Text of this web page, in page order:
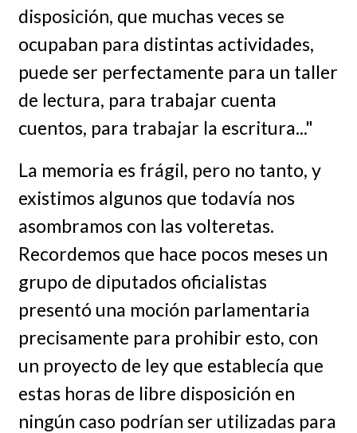
disposición, que muchas veces se
ocupaban para distintas actividades,
puede ser perfectamente para un taller
de lectura, para trabajar cuenta
cuentos, para trabajar la escritura..."
La memoria es frágil, pero no tanto, y
existimos algunos que todavía nos
asombramos con las volteretas.
Recordemos que hace pocos meses un
grupo de diputados oficialistas
presentó una moción parlamentaria
precisamente para prohibir esto, con
un proyecto de ley que establecía que
estas horas de libre disposición en
ningún caso podrían ser utilizadas para